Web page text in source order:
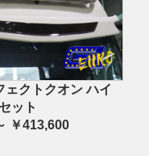
ェクトクオン ハイ
ット
￥413,600